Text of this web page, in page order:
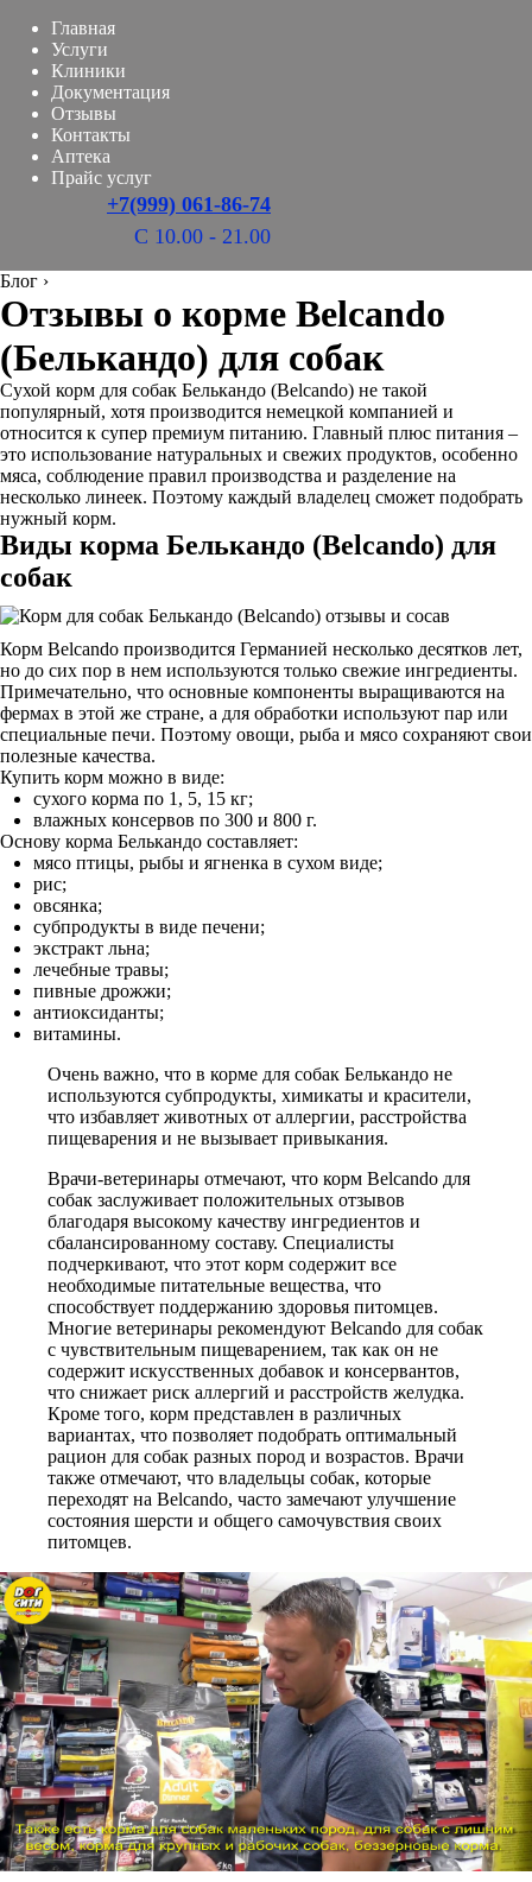
Главная
Услуги
Клиники
Документация
Отзывы
Контакты
Аптека
Прайс услуг
+7(999) 061-86-74
С 10.00 - 21.00
Блог ›
Отзывы о корме Belcando
(Белькандо) для собак
Сухой корм для собак Белькандо (Belcando) не такой
популярный, хотя производится немецкой компанией и
относится к супер премиум питанию. Главный плюс питания –
это использование натуральных и свежих продуктов, особенно
мяса, соблюдение правил производства и разделение на
несколько линеек. Поэтому каждый владелец сможет подобрать
нужный корм.
Виды корма Белькандо (Belcando) для
собак
Корм Belcando производится Германией несколько десятков лет,
но до сих пор в нем используются только свежие ингредиенты.
Примечательно, что основные компоненты выращиваются на
фермах в этой же стране, а для обработки используют пар или
специальные печи. Поэтому овощи, рыба и мясо сохраняют свои
полезные качества.
Купить корм можно в виде:
сухого корма по 1, 5, 15 кг;
влажных консервов по 300 и 800 г.
Основу корма Белькандо составляет:
мясо птицы, рыбы и ягненка в сухом виде;
рис;
овсянка;
субпродукты в виде печени;
экстракт льна;
лечебные травы;
пивные дрожжи;
антиоксиданты;
витамины.
Очень важно, что в корме для собак Белькандо не
используются субпродукты, химикаты и красители,
что избавляет животных от аллергии, расстройства
пищеварения и не вызывает привыкания.
Врачи-ветеринары отмечают, что корм Belcando для
собак заслуживает положительных отзывов
благодаря высокому качеству ингредиентов и
сбалансированному составу. Специалисты
подчеркивают, что этот корм содержит все
необходимые питательные вещества, что
способствует поддержанию здоровья питомцев.
Многие ветеринары рекомендуют Belcando для собак
с чувствительным пищеварением, так как он не
содержит искусственных добавок и консервантов,
что снижает риск аллергий и расстройств желудка.
Кроме того, корм представлен в различных
вариантах, что позволяет подобрать оптимальный
рацион для собак разных пород и возрастов. Врачи
также отмечают, что владельцы собак, которые
переходят на Belcando, часто замечают улучшение
состояния шерсти и общего самочувствия своих
питомцев.